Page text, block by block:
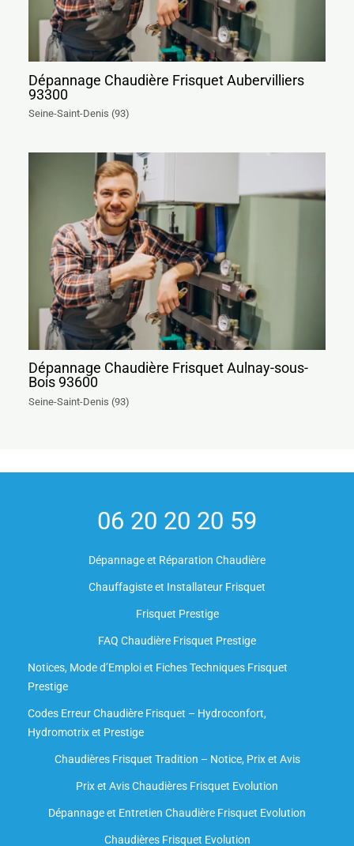
Dépannage Chaudière Frisquet Aubervilliers
93300
Seine-Saint-Denis (93)
Dépannage Chaudière Frisquet Aulnay-sous-
Bois 93600
Seine-Saint-Denis (93)
06 20 20 20 59
Dépannage et Réparation Chaudière
Chauffagiste et Installateur Frisquet
Frisquet Prestige
FAQ Chaudière Frisquet Prestige
Notices, Mode d’Emploi et Fiches Techniques Frisquet
Prestige
Codes Erreur Chaudière Frisquet – Hydroconfort,
Hydromotrix et Prestige
Chaudières Frisquet Tradition – Notice, Prix et Avis
Prix et Avis Chaudières Frisquet Evolution
Dépannage et Entretien Chaudière Frisquet Evolution​
Chaudières Frisquet Evolution